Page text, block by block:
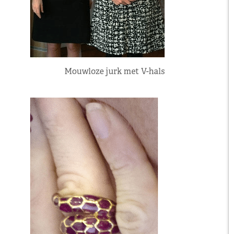
Mouwloze jurk met V-hals